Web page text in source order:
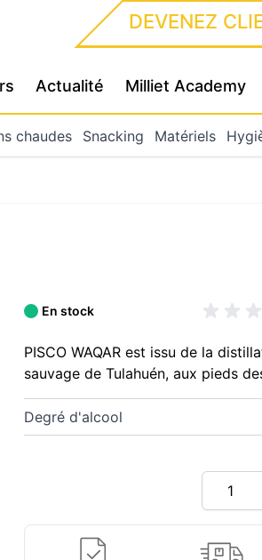
DEVENEZ
Actualité Milliet Academy
chaudes Snacking Matériels
En stock
PISCO WAQAR est issu de la
sauvage de Tulahuén, aux pieds
Degré d'alcool
Quantité